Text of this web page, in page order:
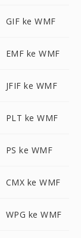
GIF ke WMF
EMF ke WMF
JFIF ke WMF
PLT ke WMF
PS ke WMF
CMX ke WMF
WPG ke WMF